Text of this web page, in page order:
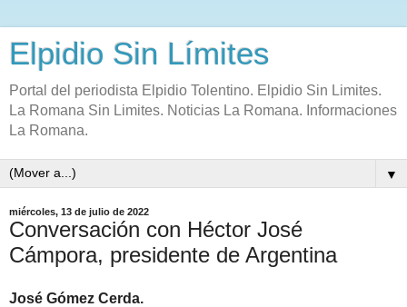
Elpidio Sin Límites
Portal del periodista Elpidio Tolentino. Elpidio Sin Limites.
La Romana Sin Limites. Noticias La Romana. Informaciones
La Romana.
▼
miércoles, 13 de julio de 2022
Conversación con Héctor José
Cámpora, presidente de Argentina
José Gómez Cerda.